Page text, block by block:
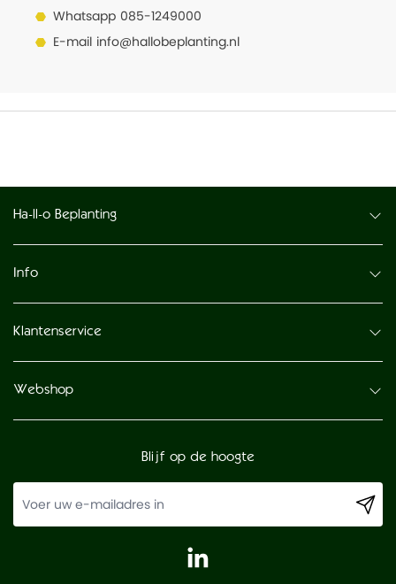
Whatsapp 085-1249000
E-mail info@hallobeplanting.nl
Ha-ll-o Beplanting
Info
Klantenservice
Webshop
Blijf op de hoogte